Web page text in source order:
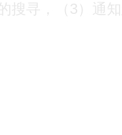
寻，（3）通